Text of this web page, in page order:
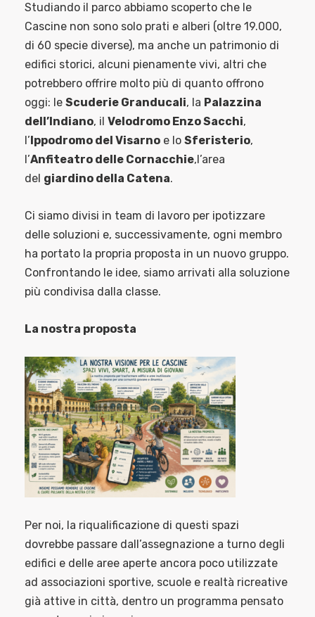
Studiando il parco abbiamo scoperto che le
Cascine non sono solo prati e alberi (oltre 19.000,
di 60 specie diverse), ma anche un patrimonio di
edifici storici, alcuni pienamente vivi, altri che
potrebbero offrire molto più di quanto offrono
oggi: le Scuderie Granducali, la Palazzina
dell’Indiano, il Velodromo Enzo Sacchi,
l’ Ippodromo del Visarno e lo Sferisterio,
l’Anfiteatro delle Cornacchie,l’area
del giardino della Catena.
Ci siamo divisi in team di lavoro per ipotizzare
delle soluzioni e, successivamente, ogni membro
ha portato la propria proposta in un nuovo gruppo.
Confrontando le idee, siamo arrivati alla soluzione
più condivisa dalla classe.
La nostra proposta
Per noi, la riqualificazione di questi spazi
dovrebbe passare dall’assegnazione a turno degli
edifici e delle aree aperte ancora poco utilizzate
ad associazioni sportive, scuole e realtà ricreative
già attive in città, dentro un programma pensato